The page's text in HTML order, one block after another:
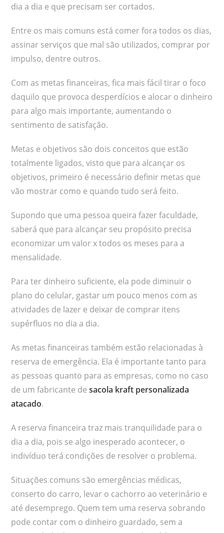
dia a dia e que precisam ser cortados.
Entre os mais comuns está comer fora todos os dias,
assinar serviços que mal são utilizados, comprar por
impulso, dentre outros.
Com as metas financeiras, fica mais fácil tirar o foco
daquilo que provoca desperdícios e alocar o dinheiro
para algo mais importante, aumentando o
sentimento de satisfação.
Metas e objetivos são dois conceitos que estão
totalmente ligados, visto que para alcançar os
objetivos, primeiro é necessário definir metas que
vão mostrar como e quando tudo será feito.
Supondo que uma pessoa queira fazer faculdade,
saberá que para alcançar seu propósito precisa
economizar um valor x todos os meses para a
mensalidade.
Para ter dinheiro suficiente, ela pode diminuir o
plano do celular, gastar um pouco menos com as
atividades de lazer e deixar de comprar itens
supérfluos no dia a dia.
As metas financeiras também estão relacionadas à
reserva de emergência. Ela é importante tanto para
as pessoas quanto para as empresas, como no caso
de um fabricante desacola kraft personalizada
atacado.
A reserva financeira traz mais tranquilidade para o
dia a dia, pois se algo inesperado acontecer, o
indivíduo terá condições de resolver o problema.
Situações comuns são emergências médicas,
conserto do carro, levar o cachorro ao veterinário e
até desemprego. Quem tem uma reserva sobrando
pode contar com o dinheiro guardado, sem a